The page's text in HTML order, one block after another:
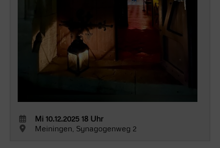
Mi 10.12.2025 18 Uhr
Meiningen, Synagogenweg 2